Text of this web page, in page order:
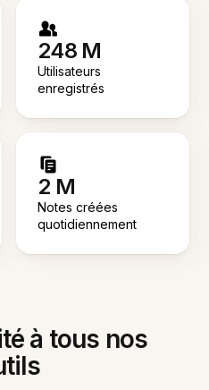
248 M
Utilisateurs
enregistrés
2 M
Notes créées
quotidiennement
à tous nos